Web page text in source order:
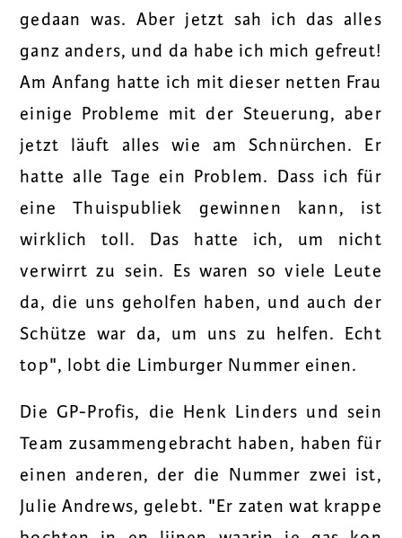
gedaan was. Aber jetzt sah ich das alles
ganz anders, und da habe ich mich gefreut!
Am Anfang hatte ich mit dieser netten Frau
einige Probleme mit der Steuerung, aber
jetzt läuft alles wie am Schnürchen. Er
hatte alle Tage ein Problem. Dass ich für
eine Thuispubliek gewinnen kann, ist
wirklich toll. Das hatte ich, um nicht
verwirrt zu sein. Es waren so viele Leute
da, die uns geholfen haben, und auch der
Schütze war da, um uns zu helfen. Echt
top", lobt die Limburger Nummer einen.
Die GP-Profis, die Henk Linders und sein
Team zusammengebracht haben, haben für
einen anderen, der die Nummer zwei ist,
Julie Andrews, gelebt. "Er zaten wat krappe